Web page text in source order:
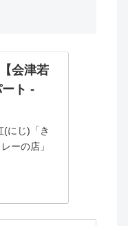
会津若
ト -
(にじ)「き
ーの店」